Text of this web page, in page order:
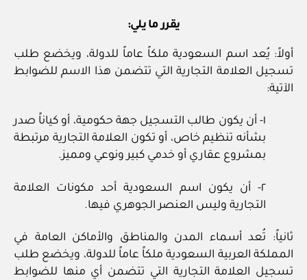
يقرر ما يلي:
أولاً: يُعد اسم السعودية ملكاً عاماً للدولة، ويخضع طلب
تسجيل العلامة التجارية التي تتضمن هذا الاسم للضوابط
الآتية:
١- أن يكون طالب التسجيل جهة حكومية، أو كياناً صدر
بشأنه تنظيم خاص، أو تكون العلامة التجارية مرتبطة
بمشروع عقاري أو خدمي كبير ونوعي ومميز.
٢- أن يكون اسم السعودية أحد مكونات العلامة
التجارية وليس العنصر الجوهري فيها.
ثانياً: تُعد أسماء المدن والمناطق والأماكن العامة في
المملكة العربية السعودية ملكاً عاماً للدولة، ويخضع طلب
تسجيل العلامة التجارية التي تتضمن أي منها للضوابط